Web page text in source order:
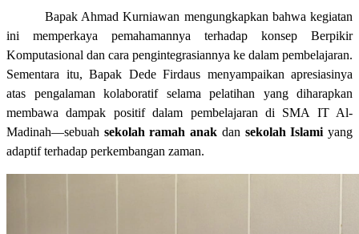
Bapak Ahmad Kurniawan mengungkapkan bahwa kegiatan
ini memperkaya pemahamannya terhadap konsep Berpikir
Komputasional dan cara pengintegrasiannya ke dalam pembelajaran.
Sementara itu, Bapak Dede Firdaus menyampaikan apresiasinya
atas pengalaman kolaboratif selama pelatihan yang diharapkan
membawa dampak positif dalam pembelajaran di SMA IT Al-
Madinah—sebuah sekolah ramah anak dan sekolah Islami yang
adaptif terhadap perkembangan zaman.